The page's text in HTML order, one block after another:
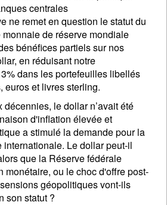
centrales
ne remet en question le statut du
de réserve mondiale
bénéfices partiels sur nos
en réduisant notre
dans les portefeuilles libellés
euros et livres sterling.
le dollar n’avait été
d'inflation élevée et
a stimulé la demande pour la
internationale. Le dollar peut-il
que la Réserve fédérale
monétaire, ou le choc d'offre post-
géopolitiques vont-ils
son statut ?